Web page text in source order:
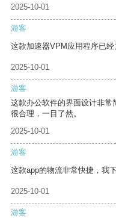
2025-10-01
游客
这款加速器VPM应用程序已经
2025-10-01
游客
这款办公软件的界面设计非
很合理，一目了然。
2025-10-01
游客
这款app的物流非常快捷，我
2025-10-01
游客